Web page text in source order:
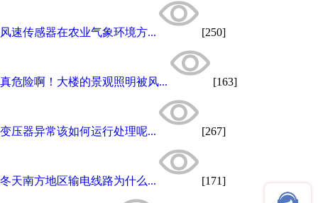
风速传感器在农业气象环境方... [250]
真危险啊！大楼的景观照明被风... [163]
变压器异常该如何运行处理呢... [267]
冬天南方地区输电线路为什么... [171]